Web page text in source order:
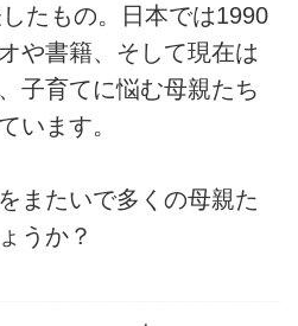
たもの。日本では1990
や書籍、そして現在は
子育てに悩む母親たち
います。
またいで多くの母親た
うか？